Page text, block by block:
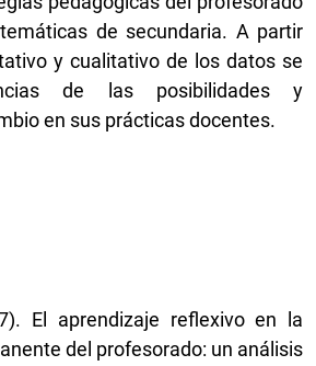
de secundaria. A partir
y cualitativo de los datos se
de las posibilidades y
en sus prácticas docentes.
El aprendizaje reflexivo en la
del profesorado: un análisis